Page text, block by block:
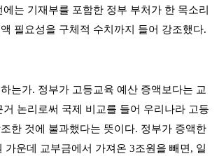
에는 기재부를 포함한 정부 부처가 한 목소리
필요성을 구체적 수치까지 들어 강조했다.
는가. 정부가 고등교육 예산 증액보다는 교
논리로써 국제 비교를 들어 우리나라 고등
한 것에 불과했다는 뜻이다. 정부가 증액한
가운데 교부금에서 가져온 3조원을 빼면 , 일